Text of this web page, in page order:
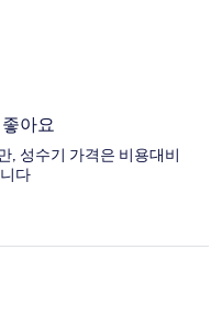
아요
, 성수기 가격은 비용대비
다